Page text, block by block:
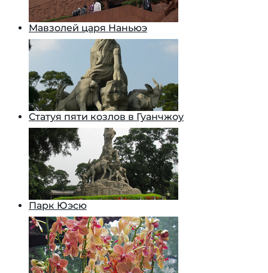
Мавзолей царя Наньюэ
Статуя пяти козлов в Гуанчжоу
Парк Юэсю